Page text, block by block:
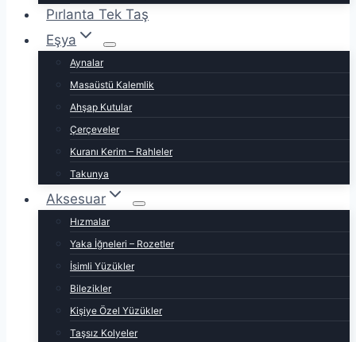
Pırlanta Tek Taş
Eşya
Aynalar
Masaüstü Kalemlik
Ahşap Kutular
Çerçeveler
Kuranı Kerim – Rahleler
Takunya
Aksesuar
Hızmalar
Yaka İğneleri – Rozetler
İsimli Yüzükler
Bilezikler
Kişiye Özel Yüzükler
Taşsız Kolyeler